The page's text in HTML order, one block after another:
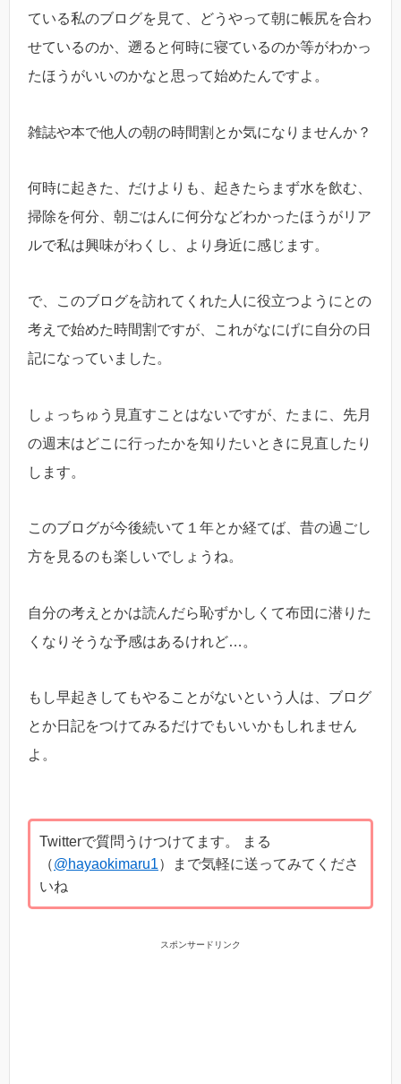
ている私のブログを見て、どうやって朝に帳尻を合わ
せているのか、遡ると何時に寝ているのか等がわかっ
たほうがいいのかなと思って始めたんですよ。
雑誌や本で他人の朝の時間割とか気になりませんか？
何時に起きた、だけよりも、起きたらまず水を飲む、
掃除を何分、朝ごはんに何分などわかったほうがリア
ルで私は興味がわくし、より身近に感じます。
で、このブログを訪れてくれた人に役立つようにとの
考えで始めた時間割ですが、これがなにげに自分の日
記になっていました。
しょっちゅう見直すことはないですが、たまに、先月
の週末はどこに行ったかを知りたいときに見直したり
します。
このブログが今後続いて１年とか経てば、昔の過ごし
方を見るのも楽しいでしょうね。
自分の考えとかは読んだら恥ずかしくて布団に潜りた
くなりそうな予感はあるけれど…。
もし早起きしてもやることがないという人は、ブログ
とか日記をつけてみるだけでもいいかもしれません
よ。
Twitterで質問うけつけてます。 まる
（@hayaokimaru1）まで気軽に送ってみてくださ
いね
スポンサードリンク